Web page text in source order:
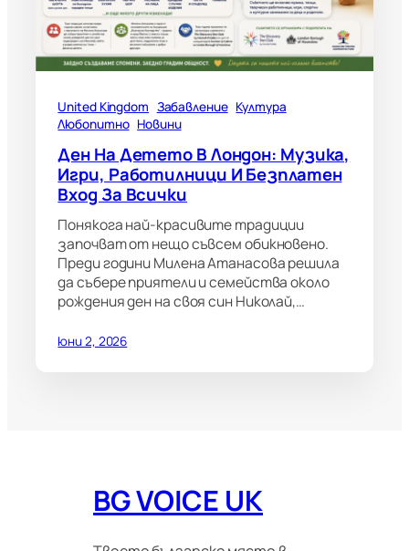
United Kingdom Забавление Култура
Любопитно Новини
Ден На Детето В Лондон: Музика,
Игри, Работилници И Безплатен
Вход За Всички
Понякога най-красивите традиции
започват от нещо съвсем обикновено.
Преди години Милена Атанасова решила
да събере приятели и семейства около
рождения ден на своя син Николай,…
юни 2, 2026
BG VOICE UK